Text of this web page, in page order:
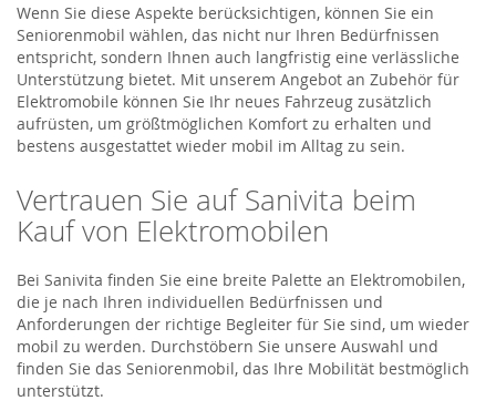
Wenn Sie diese Aspekte berücksichtigen, können Sie ein
Seniorenmobil wählen, das nicht nur Ihren Bedürfnissen
entspricht, sondern Ihnen auch langfristig eine verlässliche
Unterstützung bietet. Mit unserem Angebot an Zubehör für
Elektromobile können Sie Ihr neues Fahrzeug zusätzlich
aufrüsten, um größtmöglichen Komfort zu erhalten und
bestens ausgestattet wieder mobil im Alltag zu sein.
Vertrauen Sie auf Sanivita beim
Kauf von Elektromobilen
Bei Sanivita finden Sie eine breite Palette an Elektromobilen,
die je nach Ihren individuellen Bedürfnissen und
Anforderungen der richtige Begleiter für Sie sind, um wieder
mobil zu werden. Durchstöbern Sie unsere Auswahl und
finden Sie das Seniorenmobil, das Ihre Mobilität bestmöglich
unterstützt.